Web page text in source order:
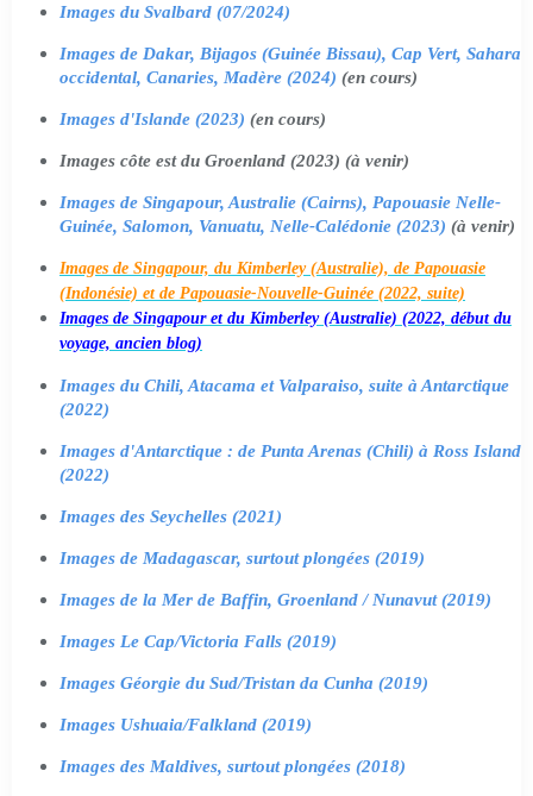
Images du Svalbard (07/2024)
Images de Dakar, Bijagos (Guinée Bissau), Cap Vert, Sahara
occidental, Canaries, Madère (2024) (en cours)
Images d'Islande (2023) (en cours)
Images côte est du Groenland (2023) (à venir)
Images de Singapour, Australie (Cairns), Papouasie Nelle-
Guinée, Salomon, Vanuatu, Nelle-Calédonie (2023) (à venir)
Images de Singapour, du Kimberley (Australie), de Papouasie
(Indonésie) et de Papouasie-Nouvelle-Guinée (2022, suite)
Images de Singapour et du Kimberley (Australie) (2022, début du
voyage, ancien blog)
Images du Chili, Atacama et Valparaiso, suite à Antarctique
(2022)
Images d'Antarctique : de Punta Arenas (Chili) à Ross Island
(2022)
Images des Seychelles (2021)
Images de Madagascar, surtout plongées (2019)
Images de la Mer de Baffin, Groenland / Nunavut (2019)
Images Le Cap/Victoria Falls (2019)
Images Géorgie du Sud/Tristan da Cunha (2019)
Images Ushuaia/Falkland (2019)
Images des Maldives, surtout plongées (2018)